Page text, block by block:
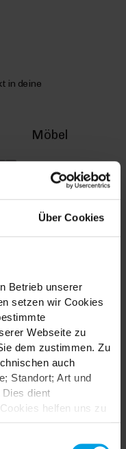
Über Cookies
Betrieb unserer
setzen wir Cookies
Webseite zu
dem zustimmen. Zu
auch
Standort; Art und
dient
helfen uns zu
in deine
Möbel
Möbel, Stoffe und
Sie die
von Google.